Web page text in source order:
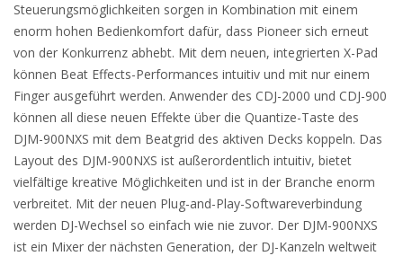
Steuerungsmöglichkeiten sorgen in Kombination mit einem
enorm hohen Bedienkomfort dafür, dass Pioneer sich erneut
von der Konkurrenz abhebt. Mit dem neuen, integrierten X-Pad
können Beat Effects-Performances intuitiv und mit nur einem
Finger ausgeführt werden. Anwender des CDJ-2000 und CDJ-900
können all diese neuen Effekte über die Quantize-Taste des
DJM-900NXS mit dem Beatgrid des aktiven Decks koppeln. Das
Layout des DJM-900NXS ist außerordentlich intuitiv, bietet
vielfältige kreative Möglichkeiten und ist in der Branche enorm
verbreitet. Mit der neuen Plug-and-Play-Softwareverbindung
werden DJ-Wechsel so einfach wie nie zuvor. Der DJM-900NXS
ist ein Mixer der nächsten Generation, der DJ-Kanzeln weltweit